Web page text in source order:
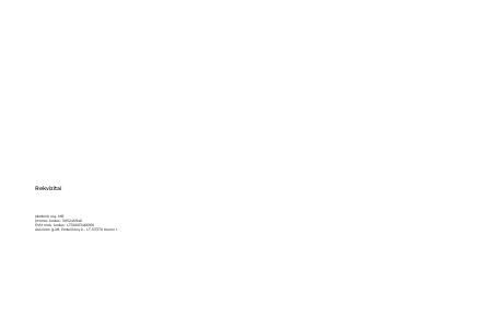
Įdarbink orą, MB
Įmonės kodas: 305245946
PVM mok. kodas: LT100013466910
Aušrinės g.28, Poderiškių k., LT-53370 Kauno r.
Rekvizitai